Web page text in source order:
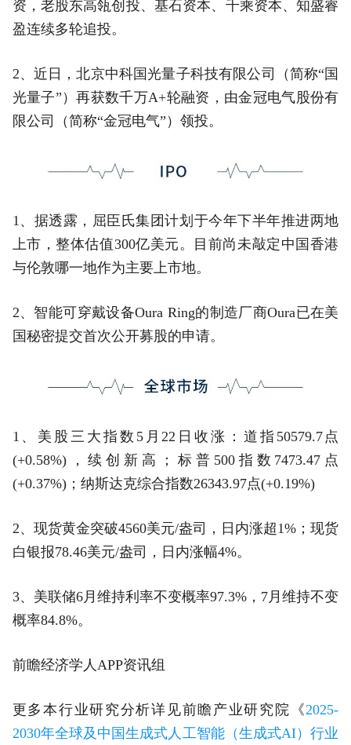
资，老股东高瓴创投、基石资本、千乘资本、知盛睿
盈连续多轮追投。
2、近日，北京中科国光量子科技有限公司（简称“国
光量子”）再获数千万A+轮融资，由金冠电气股份有
限公司（简称“金冠电气”）领投。
1、据透露，屈臣氏集团计划于今年下半年推进两地
上市，整体估值300亿美元。目前尚未敲定中国香港
与伦敦哪一地作为主要上市地。
2、智能可穿戴设备Oura Ring的制造厂商Oura已在美
国秘密提交首次公开募股的申请。
1、美股三大指数5月22日收涨：道指50579.7点
(+0.58%)，续创新高；标普500指数7473.47点
(+0.37%)；纳斯达克综合指数26343.97点(+0.19%)
2、现货黄金突破4560美元/盎司，日内涨超1%；现货
白银报78.46美元/盎司，日内涨幅4%。
3、美联储6月维持利率不变概率97.3%，7月维持不变
概率84.8%。
前瞻经济学人APP资讯组
更多本行业研究分析详见前瞻产业研究院《2025-
2030年全球及中国生成式人工智能（生成式AI）行业